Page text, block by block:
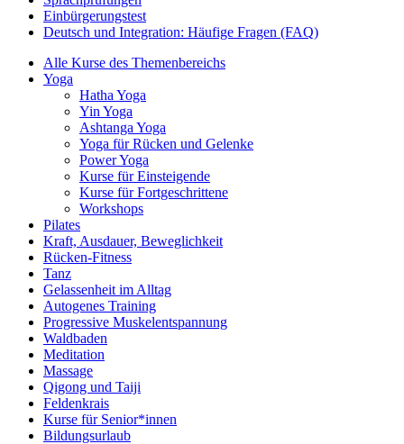
Einbürgerungstest
Deutsch und Integration: Häufige Fragen (FAQ)
Alle Kurse des Themenbereichs
Yoga
Hatha Yoga
Yin Yoga
Ashtanga Yoga
Yoga für Rücken und Gelenke
Power Yoga
Kurse für Einsteigende
Kurse für Fortgeschrittene
Workshops
Pilates
Kraft, Ausdauer, Beweglichkeit
Rücken-Fitness
Tanz
Gelassenheit im Alltag
Autogenes Training
Progressive Muskelentspannung
Waldbaden
Meditation
Massage
Qigong und Taiji
Feldenkrais
Kurse für Senior*innen
Bildungsurlaub